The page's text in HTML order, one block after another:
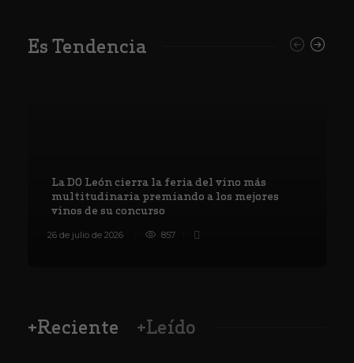
Es Tendencia
La DO León cierra la feria del vino más
multitudinaria premiando a los mejores
vinos de su concurso
26 de julio de 2026 857
+Reciente +Leído